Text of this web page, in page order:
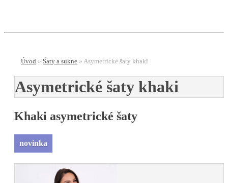
Úvod » Šaty a sukne » Asymetrické šaty khaki
Asymetrické šaty khaki
Khaki asymetrické šaty
novinka